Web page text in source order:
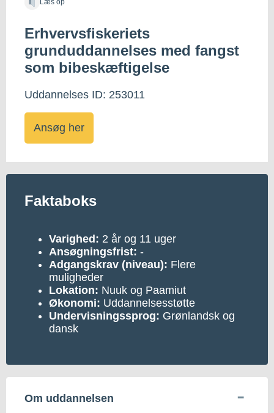
Læs op
Erhvervsfiskeriets
grunduddannelses med fangst
som bibeskæftigelse
Uddannelses ID: 253011
Ansøg her
Faktaboks
Varighed: 2 år og 11 uger
Ansøgningsfrist: -
Adgangskrav (niveau): Flere
muligheder
Lokation: Nuuk og Paamiut
Økonomi: Uddannelsesstøtte
Undervisningssprog: Grønlandsk og
dansk
Om uddannelsen